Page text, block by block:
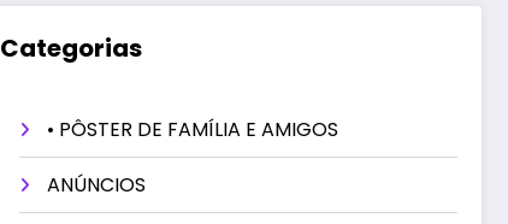
Categorias
• PÔSTER DE FAMÍLIA E AMIGOS
ANÚNCIOS